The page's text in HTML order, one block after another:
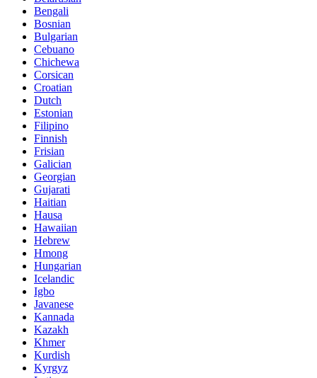
Bengali
Bosnian
Bulgarian
Cebuano
Chichewa
Corsican
Croatian
Dutch
Estonian
Filipino
Finnish
Frisian
Galician
Georgian
Gujarati
Haitian
Hausa
Hawaiian
Hebrew
Hmong
Hungarian
Icelandic
Igbo
Javanese
Kannada
Kazakh
Khmer
Kurdish
Kyrgyz